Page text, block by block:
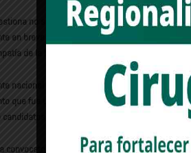
no son las buenas intenciones, sino
en breve puedan apoderarse de la dirigencia
de la hoy coordinadora nacional con un
nacional Jorge Álvarez Máynez ve con
que fue uno de los principales operadores
a las principales posiciones en las
convocatoria para la renovación de Movimiento